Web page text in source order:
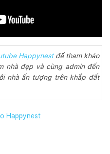
Happynestđể tham khảo
nhà đẹp và cùng admin đến
nhà ấn tượng trên khắp đất